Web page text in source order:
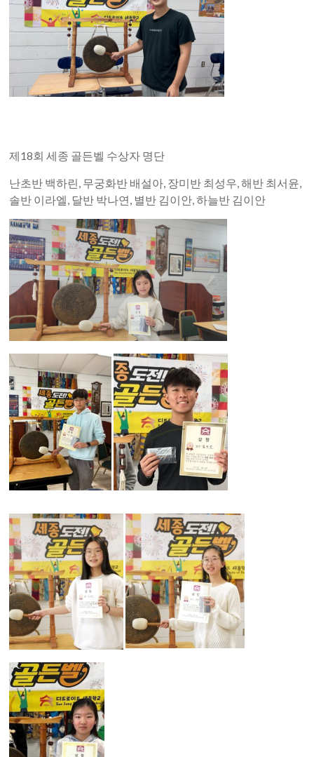
제18회 세종 골든벨 수상자 명단
난초반 백하린, 무궁화반 배설아, 장미반 최성우, 해반 최서윤,
솔반 이라엘, 달반 박나연, 별반 김이안, 하늘반 김이안